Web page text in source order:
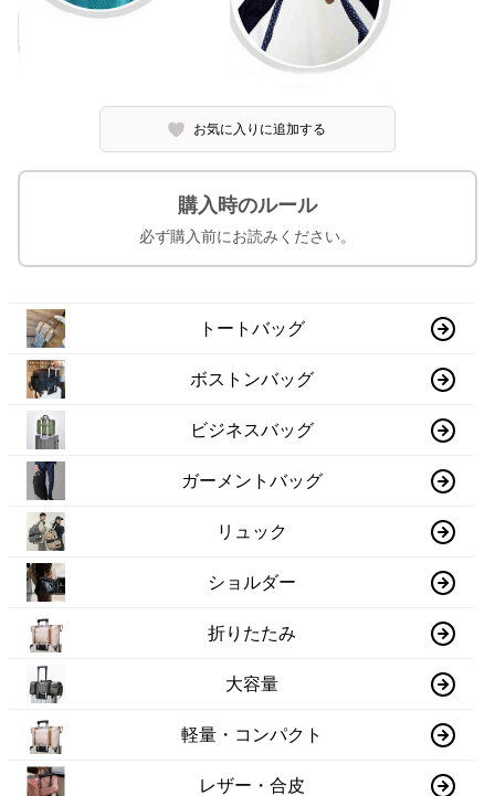
お気に入りに追加する
購入時のルール
必ず購入前にお読みください。
トートバッグ
ボストンバッグ
ビジネスバッグ
ガーメントバッグ
リュック
ショルダー
折りたたみ
大容量
軽量・コンパクト
レザー・合皮